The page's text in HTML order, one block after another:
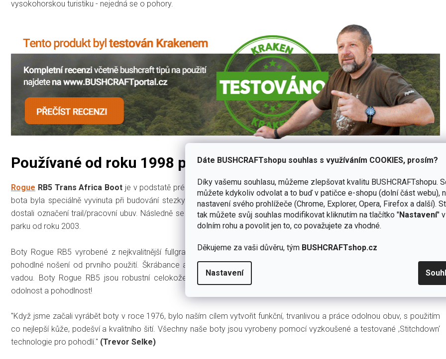
Dáte BUSHCRAFTshopu souhlas s využíváním COOKIES, prosím?
Díky vašemu souhlasu, můžeme zlepšovat kvalitu BUSHCRAFTshopu.
můžete kdykoliv odvolat a to buď v patičce e-shopu (dolní část webu),
nastavení svého prohlížeče (Chrome, Explorer, Opera, Firefox a další).
tak můžete svůj souhlas modifikovat kliknutím na tlačítko "Nastavení"
dolním rohu a povolit jen to, co považujete za vhodné.
Děkujeme za vaši důvěru, tým BUSHCRAFTshop.cz
Nastavení
vysokohorskou turistiku - nejedná se o pohory.
Používané od roku 1998 průvodci v Krugers National Park
Rogue RB5 Trans Africa Boot je v podstatě prémiová verze klasického modeluRB2 Trail Boot. Vyrobené v Jižní Africe,
bota byla speciálně vyvinuta při budování stezky do Káhiry v roce 1998, kde byly zatíženy stejně jako pracovní obuva
dostali označení trail/pracovní ubuv. Následně se stali výhradní součástí Wilderness Trail průvodců v Krugerově národním
parku od roku 2003.
Boty Rogue RB5 vyrobené z nejkvalitnější fullgrain africké kůže tl 2 mm - voděodolné, stélka z kůže tl. 1mm zaručuje
pohodlné nošení od prvního použití. Škrábance a mírné nerovnosti na kůži jsou přirozené pro tento typ kůže a nejsou
vadou. Boty Rogue RB5 jsou robustní celokožené boty bez membrány ‚BUSH‘ vzhledu, s důrazem na jednoduchost,
odolnost a pohodlnost!
"Když jsme začali vyrábět boty v roce 1976, bylo naším cílem vytvořit funkční, trvanlivou a práce odolnou obuv, s použitím
co nejlepší kůže, podešví a kvalitního šití. Všechny naše boty jsou vyrobeny pomocí vyzkoušené a testované ‚Stitchdown‘
technologie pro pohodlí." (Trevor Selke)